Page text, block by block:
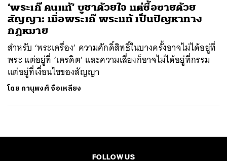
‘พระเก๊ คนแท้’ บูชาด้วยใจ แต่ซื้อขายด้วย
สัญญา: เมื่อพระเก๊ พระแท้ เป็นปัญหาทาง
กฎหมาย
สำหรับ ‘พระเครื่อง’ ความศักดิ์สิทธิ์ในบางครั้งอาจไม่ได้อยู่ที่
พระ แต่อยู่ที่ ‘เครดิต’ และความเสี่ยงก็อาจไม่ได้อยู่ที่กรรม
แต่อยู่ที่เงื่อนไขของสัญญา
โดย ภานุพงศ์ จือเหลียง
FOLLOW US